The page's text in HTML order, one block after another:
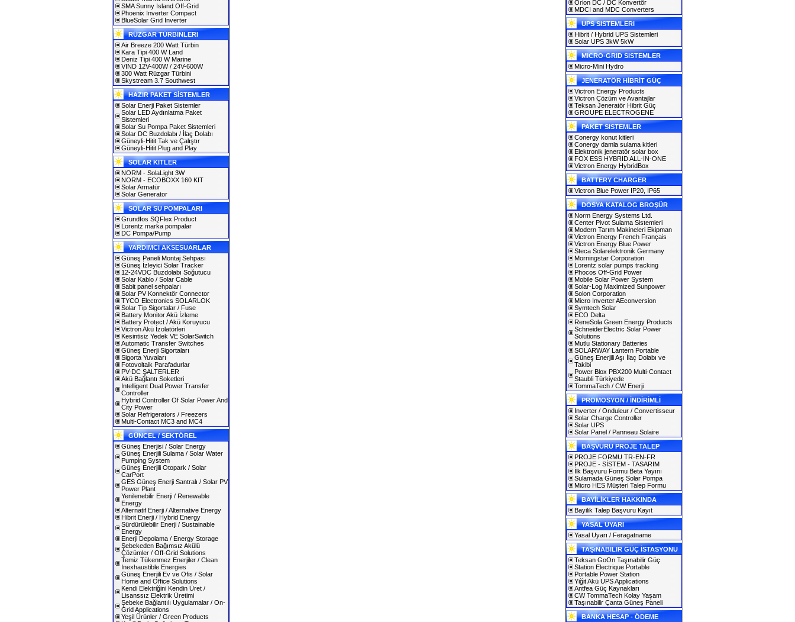
SMA Sunny Island Off-Grid
Phoenix Inverter Compact
BlueSolar Grid Inverter
RÜZGAR TÜRBINLERI
Air Breeze 200 Watt Türbin
Kara Tipi 400 W Land
Deniz Tipi 400 W Marine
VIND 12V-400W / 24V-600W
300 Watt Rüzgar Türbini
Skystream 3.7 Southwest
HAZIR PAKET SİSTEMLER
Solar Enerji Paket Sistemler
Solar LED Aydınlatma Paket
Sistemleri
Solar Su Pompa Paket Sistemleri
Solar DC Buzdolabı / İlaç Dolabı
Güneyli-Hitit Tak ve Çalıştır
Güneyli-Hitit Plug and Play
SOLAR KITLER
NORM - SolaLight 3W
NORM - ECOBOXX 160 KIT
Solar Armatür
Solar Generator
SOLAR SU POMPALARI
Grundfos SQFlex Product
Lorentz marka pompalar
DC Pompa/Pump
YARDIMCI AKSESUARLAR
Güneş Paneli Montaj Sehpası
Güneş İzleyici Solar Tracker
12-24VDC Buzdolabı Soğutucu
Solar Kablo / Solar Cable
Sabit panel sehpaları
Solar PV Konnektör Connector
TYCO Electronics SOLARLOK
Solar Tip Sigortalar / Fuse
Battery Monitor Akü İzleme
Battery Protect / Akü Koruyucu
Victron Akü İzolatörleri
Kesintisiz Yedek VE SolarSwitch
Automatic Transfer Switches
Güneş Enerji Sigortaları
Sigorta Yuvaları
Fotovoltaik Parafadurlar
PV-DC ŞALTERLER
Akü Bağlantı Soketleri
Intelligent Dual Power Transfer
Controller
Hybrid Controller Of Solar Power And
City Power
Solar Refrigerators / Freezers
Multi-Contact MC3 and MC4
GÜNCEL / SEKTÖREL
Güneş Enerjisi / Solar Energy
Güneş Enerjili Sulama / Solar Water
Pumping System
Güneş Enerjili Otopark / Solar
CarPort
GES Güneş Enerji Santralı / Solar PV
Power Plant
Yenilenebilir Enerji / Renewable
Energy
Alternatif Enerji / Alternative Energy
Hibrit Enerji / Hybrid Energy
Sürdürülebilir Enerji / Sustainable
Energy
Enerji Depolama / Energy Storage
Şebekeden Bağımsız Akülü
Çözümler / Off-Grid Solutions
Temiz Tükenmez Enerjiler / Clean
Inexhaustible Energies
Güneş Enerjili Ev ve Ofis / Solar
Home and Office Solutions
Kendi Elektriğini Kendin Üret /
Lisanssız Elektrik Üretimi
Şebeke Bağlantılı Uygulamalar / On-
Grid Applications
Yeşil Ürünler / Green Products
Orion DC / DC Konvertör
MDCI and MDC Converters
UPS SISTEMLERI
Hibrit / Hybrid UPS Sistemleri
Solar UPS 3kW 5kW
MICRO-GRID SISTEMLER
Micro-Mini Hydro
JENERATÖR HİBRİT GÜÇ
Victron Energy Products
Victron Çözüm ve Avantajlar
Teksan Jeneratör Hibrit Güç
GROUPE ELECTROGENE
PAKET SISTEMLER
Conergy konut kitleri
Conergy damla sulama kitleri
Elektronik jeneratör solar box
FOX ESS HYBRID ALL-IN-ONE
Victron Energy HybridBox
BATTERY CHARGER
Victron Blue Power IP20, IP65
DOSYA KATALOG BROŞÜR
Norm Energy Systems Ltd.
Center Pivot Sulama Sistemleri
Modern Tarım Makineleri Ekipman
Victron Energy French Français
Victron Energy Blue Power
Steca Solarelektronik Germany
Morningstar Corporation
Lorentz solar pumps tracking
Phocos Off-Grid Power
Mobile Solar Power System
Solar-Log Maximized Sunpower
Solon Corporation
Micro Inverter AEconversion
Symtech Solar
ECO Delta
ReneSola Green Energy Products
SchneiderElectric Solar Power
Solutions
Mutlu Stationary Batteries
SOLARWAY Lantern Portable
Güneş Enerjili Aşı İlaç Dolabı ve
Takibi
Power Blox PBX200 Multi-Contact
Staubli Türkiyede
TommaTech / CW Enerji
PROMOSYON / İNDİRİMLİ
Inverter / Onduleur / Convertisseur
Solar Charge Controller
Solar UPS
Solar Panel / Panneau Solaire
BAŞVURU PROJE TALEP
PROJE FORMU TR-EN-FR
PROJE - SİSTEM - TASARIM
İlk Başvuru Formu Beta Yayını
Sulamada Güneş Solar Pompa
Micro HES Müşteri Talep Formu
BAYİLİKLER HAKKINDA
Bayilik Talep Başvuru Kayıt
YASAL UYARI
Yasal Uyarı / Feragatname
TAŞıNABILIR GÜÇ İSTASYONU
Teksan GoOn Taşınabilir Güç
Station Electrique Portable
Portable Power Station
Yiğit Akü UPS Applications
Antfea Güç Kaynakları
CW TommaTech Kolay Yaşam
Taşınabilir Çanta Güneş Paneli
BANKA HESAP - ÖDEME